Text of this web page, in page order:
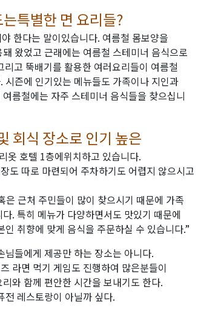
특별한 면 요리들?
한다는 말이있습니다. 여름철 몸보양을
왔었고 근래에는 여름철 스테미너 음식으로
고 뚝배기를 활용한 여러요리들이 여름철
즌에 인기있는 메뉴들도 가족이나 지인과
름철에는 자주 스테미너 음식들을 찾으십니
회식 장소로 인기 높은
옷 호텔 1층에위치하고 있습니다.
도 따로 마련되어 주차하기도 어렵지 않으시고
근처 주민들이 많이 찾으시기 때문에 가족
. 특히 메뉴가 다양하면서도 맛있기 때문에
취향에 맞게 음식을 주문하실 수 있습니다.”
들에게 제공만 하는 장소는 아니다.
라면 먹기 게임도 진행하여 많은분들이
와 함께 편안한 시간을 보내기도 한다.
전 레스토랑이 아닐까 싶다.